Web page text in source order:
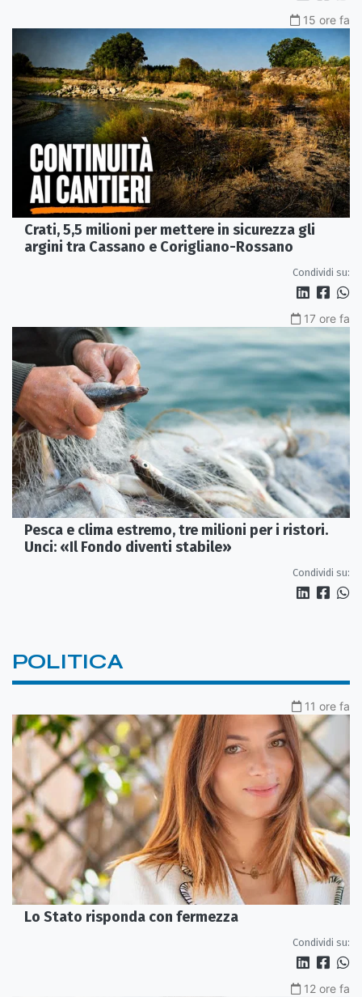
15 ore fa
Crati, 5,5 milioni per mettere in sicurezza gli
argini tra Cassano e Corigliano-Rossano
Condividi su:
17 ore fa
Pesca e clima estremo, tre milioni per i ristori.
Unci: «Il Fondo diventi stabile»
Condividi su:
POLITICA
11 ore fa
Lo Stato risponda con fermezza
Condividi su:
12 ore fa